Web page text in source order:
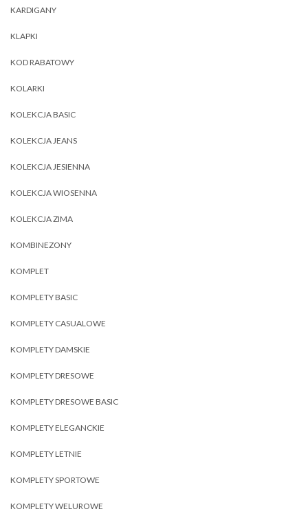
KARDIGANY
KLAPKI
KOD RABATOWY
KOLARKI
KOLEKCJA BASIC
KOLEKCJA JEANS
KOLEKCJA JESIENNA
KOLEKCJA WIOSENNA
KOLEKCJA ZIMA
KOMBINEZONY
KOMPLET
KOMPLETY BASIC
KOMPLETY CASUALOWE
KOMPLETY DAMSKIE
KOMPLETY DRESOWE
KOMPLETY DRESOWE BASIC
KOMPLETY ELEGANCKIE
KOMPLETY LETNIE
KOMPLETY SPORTOWE
KOMPLETY WELUROWE